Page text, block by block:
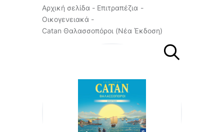
Αρχική σελίδα
Επιτραπέζια
Οικογενειακά
Catan Θαλασσοπόροι (Νέα Έκδοση)